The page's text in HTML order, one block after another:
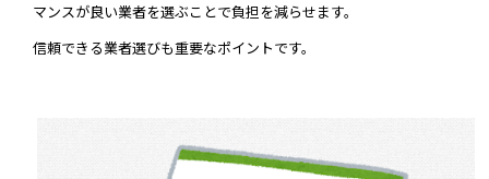
マンスが良い業者を選ぶことで負担を減らせます。
信頼できる業者選びも重要なポイントです。